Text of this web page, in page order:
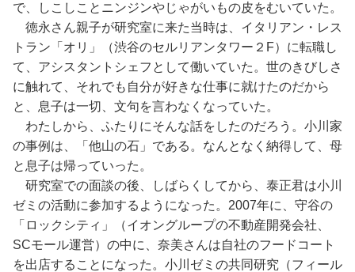
で、しこしことニンジンやじゃがいもの皮をむいていた。
徳永さん親子が研究室に来た当時は、イタリアン・レス
トラン「オリ」（渋谷のセルリアンタワー２F）に転職し
て、アシスタントシェフとして働いていた。世のきびしさ
に触れて、それでも自分が好きな仕事に就けたのだから
と、息子は一切、文句を言わなくなっていた。
わたしから、ふたりにそんな話をしたのだろう。小川家
の事例は、「他山の石」である。なんとなく納得して、母
と息子は帰っていった。
研究室での面談の後、しばらくしてから、泰正君は小川
ゼミの活動に参加するようになった。2007年に、守谷の
「ロックシティ」（イオングループの不動産開発会社、
SCモール運営）の中に、奈美さんは自社のフードコート
を出店することになった。小川ゼミの共同研究（フィール